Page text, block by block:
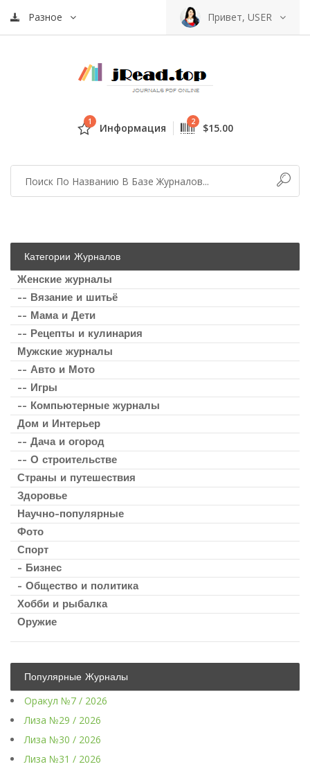
Разное Привет, USER
1 Информация 2 $15.00
Категории Журналов
Женские журналы
-- Вязание и шитьё
-- Мама и Дети
-- Рецепты и кулинария
Мужские журналы
-- Авто и Мото
-- Игры
-- Компьютерные журналы
Дом и Интерьер
-- Дача и огород
-- О строительстве
Страны и путешествия
Здоровье
Научно-популярные
Фото
Спорт
- Бизнес
- Общество и политика
Хобби и рыбалка
Оружие
Популярные Журналы
Оракул №7 / 2026
Лиза №29 / 2026
Лиза №30 / 2026
Лиза №31 / 2026